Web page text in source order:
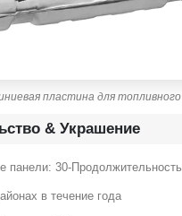
пластина для топливного
& Украшение
панели: 30-
в течение года